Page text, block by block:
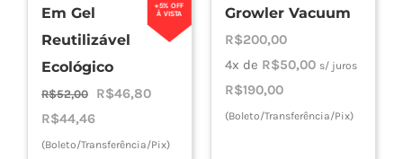
+5% OFF
À VISTA
Em Gel
Reutilizável
Ecológico
R$52,00
O
preço
original
R$46,80O
atual
R$44,46
(Boleto/Transferência/Pix)
Growler Vacuum
R$200,00
4x de R$50,00 s/ juros
R$190,00
(Boleto/Transferência/Pix)